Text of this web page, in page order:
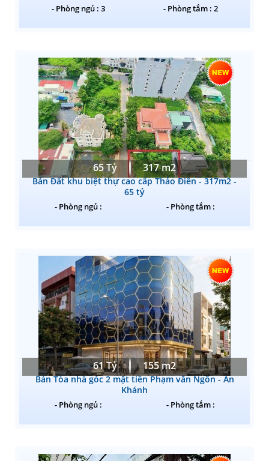
- Phòng ngủ : 3 - Phòng tắm : 2
65 Tỷ 317 m2
Bán Đất khu biệt thự cao cấp Thảo Điền - 317m2 -
65 tỷ
- Phòng ngủ : - Phòng tắm :
61 Tỷ 155 m2
Bán Tòa nhà góc 2 mặt tiền Phạm văn Ngôn - An
Khánh
- Phòng ngủ : - Phòng tắm :